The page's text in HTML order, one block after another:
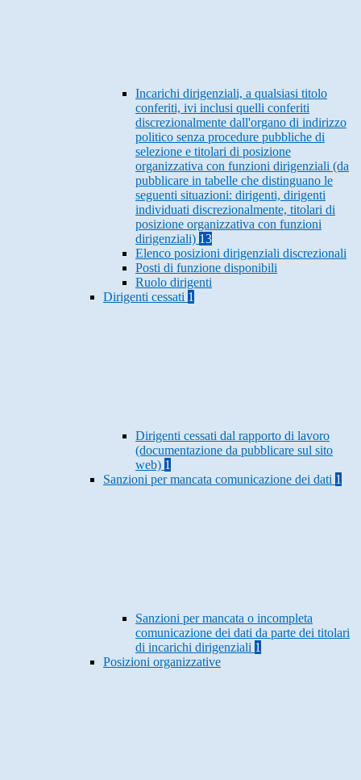
Incarichi dirigenziali, a qualsiasi titolo
conferiti, ivi inclusi quelli conferiti
discrezionalmente dall'organo di indirizzo
politico senza procedure pubbliche di
selezione e titolari di posizione
organizzativa con funzioni dirigenziali (da
pubblicare in tabelle che distinguano le
seguenti situazioni: dirigenti, dirigenti
individuati discrezionalmente, titolari di
posizione organizzativa con funzioni
dirigenziali) 13
Elenco posizioni dirigenziali discrezionali
Posti di funzione disponibili
Ruolo dirigenti
Dirigenti cessati 1
Dirigenti cessati dal rapporto di lavoro
(documentazione da pubblicare sul sito
web) 1
Sanzioni per mancata comunicazione dei dati 1
Sanzioni per mancata o incompleta
comunicazione dei dati da parte dei titolari
di incarichi dirigenziali 1
Posizioni organizzative